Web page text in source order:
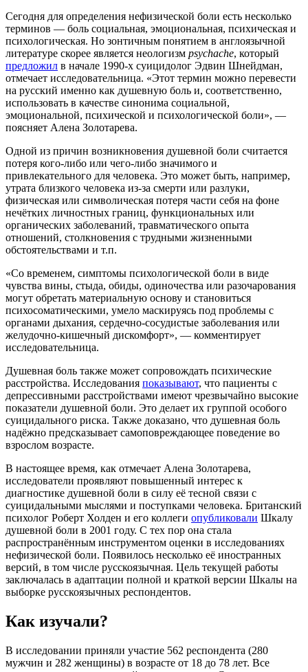
Сегодня для определения нефизической боли есть несколько
терминов — боль социальная, эмоциональная, психическая и
психологическая. Но зонтичным понятием в англоязычной
литературе скорее является неологизм psychache, который
предложил в начале 1990-х суицидолог Эдвин Шнейдман,
отмечает исследовательница. «Этот термин можно перевести
на русский именно как душевную боль и, соответственно,
использовать в качестве синонима социальной,
эмоциональной, психической и психологической боли», —
поясняет Алена Золотарева.
Одной из причин возникновения душевной боли считается
потеря кого-либо или чего-либо значимого и
привлекательного для человека. Это может быть, например,
утрата близкого человека из-за смерти или разлуки,
физическая или символическая потеря части себя на фоне
нечётких личностных границ, функциональных или
органических заболеваний, травматического опыта
отношений, столкновения с трудными жизненными
обстоятельствами и т.п.
«Со временем, симптомы психологической боли в виде
чувства вины, стыда, обиды, одиночества или разочарования
могут обретать материальную основу и становиться
психосоматическими, умело маскируясь под проблемы с
органами дыхания, сердечно-сосудистые заболевания или
желудочно-кишечный дискомфорт», — комментирует
исследовательница.
Душевная боль также может сопровождать психические
расстройства. Исследования показывают, что пациенты с
депрессивными расстройствами имеют чрезвычайно высокие
показатели душевной боли. Это делает их группой особого
суицидального риска. Также доказано, что душевная боль
надёжно предсказывает самоповреждающее поведение во
взрослом возрасте.
В настоящее время, как отмечает Алена Золотарева,
исследователи проявляют повышенный интерес к
диагностике душевной боли в силу её тесной связи с
суицидальными мыслями и поступками человека. Британский
психолог Роберт Холден и его коллеги опубликовали Шкалу
душевной боли в 2001 году. С тех пор она стала
распространённым инструментом оценки в исследованиях
нефизической боли. Появилось несколько её иностранных
версий, в том числе русскоязычная. Цель текущей работы
заключалась в адаптации полной и краткой версии Шкалы на
выборке русскоязычных респондентов.
Как изучали?
В исследовании приняли участие 562 респондента (280
мужчин и 282 женщины) в возрасте от 18 до 78 лет. Все